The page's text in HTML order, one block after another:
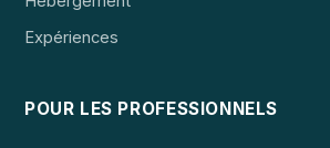
Expériences
POUR LES PROFESSIONNELS